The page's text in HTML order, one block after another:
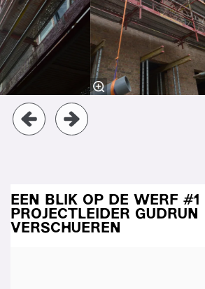
EEN BLIK OP DE WERF #1 |
PROJECTLEIDER GUDRUN
VERSCHUEREN